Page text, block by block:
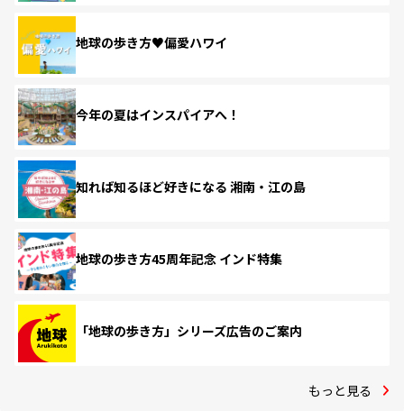
地球の歩き方♥偏愛ハワイ
今年の夏はインスパイアへ！
知れば知るほど好きになる 湘南・江の島
地球の歩き方45周年記念 インド特集
「地球の歩き方」シリーズ広告のご案内
もっと見る